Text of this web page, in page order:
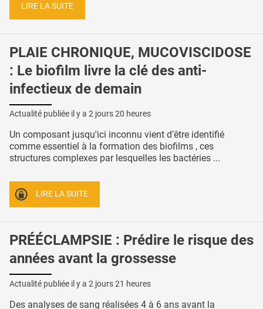
LIRE LA SUITE
PLAIE CHRONIQUE, MUCOVISCIDOSE
: Le biofilm livre la clé des anti-
infectieux de demain
Actualité publiée il y a 2 jours 20 heures
Un composant jusqu'ici inconnu vient d’être identifié
comme essentiel à la formation des biofilms , ces
structures complexes par lesquelles les bactéries ...
LIRE LA SUITE
PRÉÉCLAMPSIE : Prédire le risque des
années avant la grossesse
Actualité publiée il y a 2 jours 21 heures
Des analyses de sang réalisées 4 à 6 ans avant la